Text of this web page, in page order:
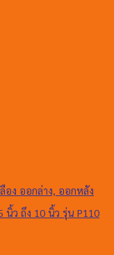
อง ออกล่าง, ออกหลัง